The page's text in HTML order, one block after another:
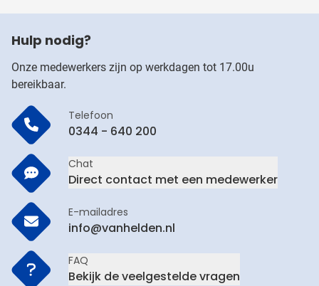
Hulp nodig?
Onze medewerkers zijn op werkdagen tot 17.00u
bereikbaar.
Telefoon
0344 - 640 200
Chat
Direct contact met een medewerker
E-mailadres
info@vanhelden.nl
FAQ
Bekijk de veelgestelde vragen